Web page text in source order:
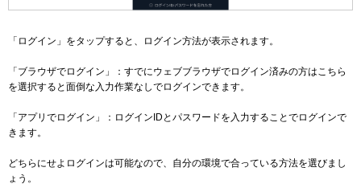
「ログイン」をタップすると、ログイン方法が表示されます。
「ブラウザでログイン」：すでにウェブブラウザでログイン済みの方はこちら
を選択すると面倒な入力作業なしでログインできます。
「アプリでログイン」：ログインIDとパスワードを入力することでログインで
きます。
どちらにせよログインは可能なので、自分の環境で合っている方法を選びまし
ょう。